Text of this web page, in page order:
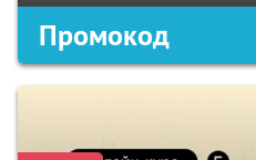
Промокод